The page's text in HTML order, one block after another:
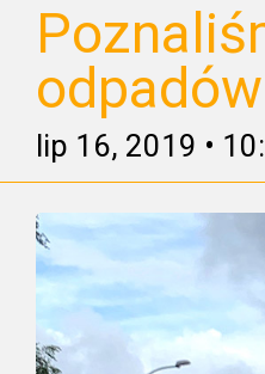
lip 16, 2019 •